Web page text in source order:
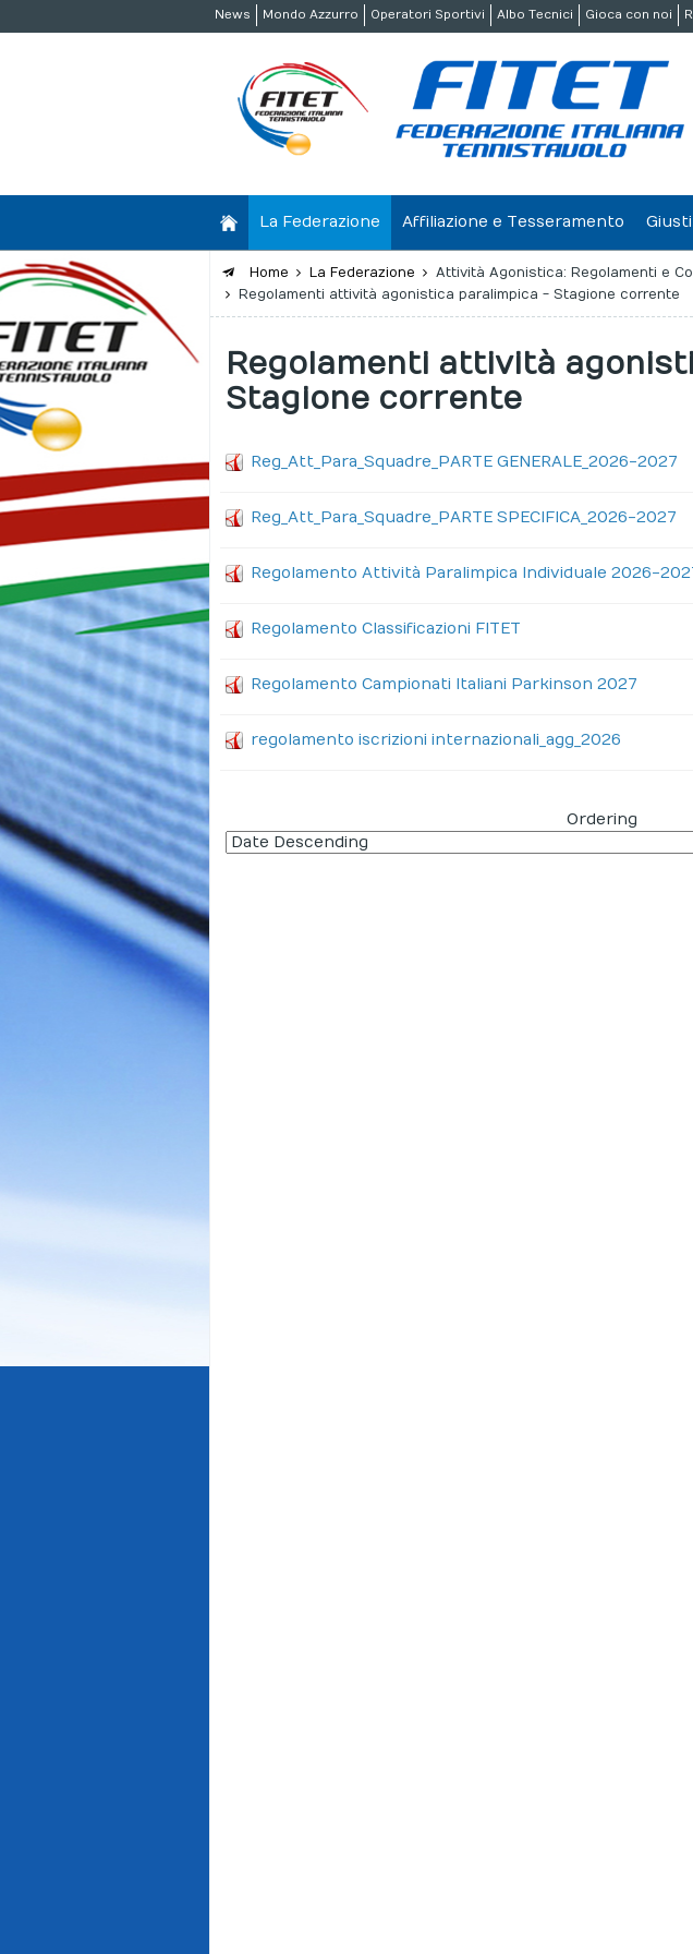
News Mondo Azzurro Operatori Sportivi Albo Tecnici Gioca con noi
La Federazione Affiliazione e Tesseramento
Home La Federazione Attività Agonistica: Regolamenti e
Regolamenti attività agonistica paralimpica - Stagione corrente
Regolamenti attività
Stagione corrente
Reg_Att_Para_Squadre_PARTE GENERALE_2026-2027
Reg_Att_Para_Squadre_PARTE SPECIFICA_2026-2027
Regolamento Attività Paralimpica Individuale 2026-
Regolamento Classificazioni FITET
Regolamento Campionati Italiani Parkinson 2027
regolamento iscrizioni internazionali_agg_2026
Ordering